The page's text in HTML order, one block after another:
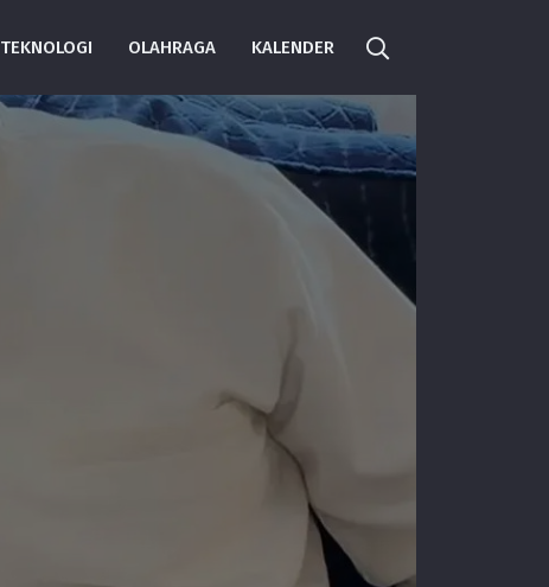
TEKNOLOGI OLAHRAGA KALENDER